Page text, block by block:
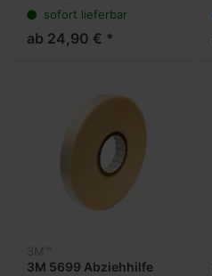
Gelbsofort lieferbar
ab 24,90 € *
3M™
3M 5699 Abziehhilfe